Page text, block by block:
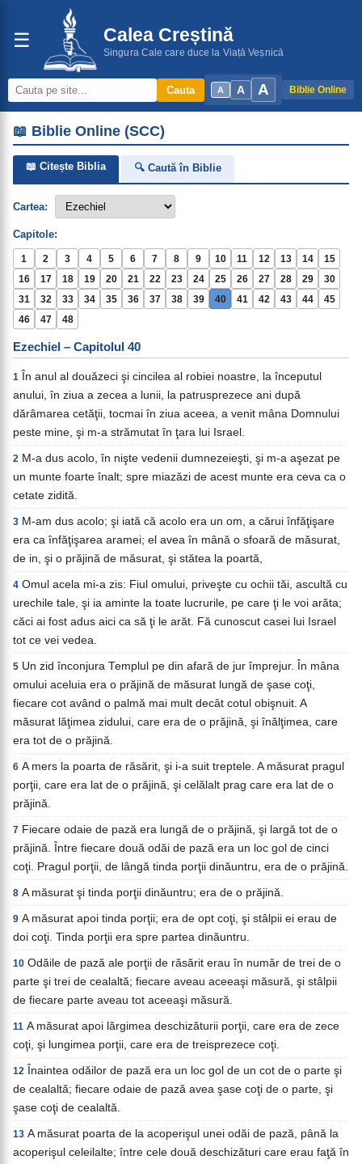
☰ Calea Creștină
Singura Cale care duce la Viață Veșnică
A A A Biblie Online
Cauta
📖 Biblie Online (SCC)
📖 Citește Biblia 🔍 Caută în Biblie
Cartea:
Capitole:
1 2 3 4 5 6 7 8 9 10 11 12 13 14
15
16
17 18 19 20 21 22 23 24 25 26 27 28 29
30
31
32 33 34 35 36 37 38 39 40 41 42 43 44
45
46
47 48
Ezechiel – Capitolul 40
1
În anul al douăzeci şi cincilea al robiei noastre, la începutul
anului, în ziua a zecea a lunii, la patrusprezece ani după
dărâmarea cetăţii, tocmai în ziua aceea, a venit mâna Domnului
peste mine, şi m-a strămutat în ţara lui Israel.
2 M-a dus acolo, în nişte vedenii dumnezeieşti, şi m-a aşezat pe
un munte foarte înalt; spre miazăzi de acest munte era ceva ca o
cetate zidită.
3 M-am dus acolo; şi iată că acolo era un om, a cărui înfăţişare
era ca înfăţişarea aramei; el avea în mână o sfoară de măsurat,
de in, şi o prăjină de măsurat, şi stătea la poartă,
4 Omul acela mi-a zis: Fiul omului, priveşte cu ochii tăi, ascultă cu
urechile tale, şi ia aminte la toate lucrurile, pe care ţi le voi arăta;
căci ai fost adus aici ca să ţi le arăt. Fă cunoscut casei lui Israel
tot ce vei vedea.
5 Un zid înconjura Templul pe din afară de jur împrejur. În mâna
omului aceluia era o prăjină de măsurat lungă de şase coţi,
fiecare cot având o palmă mai mult decât cotul obişnuit. A
măsurat lăţimea zidului, care era de o prăjină, şi înălţimea, care
era tot de o prăjină.
6 A mers la poarta de răsărit, şi i-a suit treptele. A măsurat pragul
porţii, care era lat de o prăjină, şi celălalt prag care era lat de o
prăjină.
7 Fiecare odaie de pază era lungă de o prăjină, şi largă tot de o
prăjină. Între fiecare două odăi de pază era un loc gol de cinci
coţi. Pragul porţii, de lângă tinda porţii dinăuntru, era de o prăjină.
8 A măsurat şi tinda porţii dinăuntru; era de o prăjină.
9 A măsurat apoi tinda porţii; era de opt coţi, şi stâlpii ei erau de
doi coţi. Tinda porţii era spre partea dinăuntru.
10 Odăile de pază ale porţii de răsărit erau în număr de trei de o
parte şi trei de cealaltă; fiecare aveau aceeaşi măsură, şi stâlpii
de fiecare parte aveau tot aceeaşi măsură.
11 A măsurat apoi lărgimea deschizăturii porţii, care era de zece
coţi, şi lungimea porţii, care era de treisprezece coţi.
12
Înaintea odăilor de pază era un loc gol de un cot de o parte şi
de cealaltă; fiecare odaie de pază avea şase coţi de o parte, şi
şase coţi de cealaltă.
13 A măsurat poarta de la acoperişul unei odăi de pază, până la
acoperişul celeilalte; între cele două deschizături care erau faţă în